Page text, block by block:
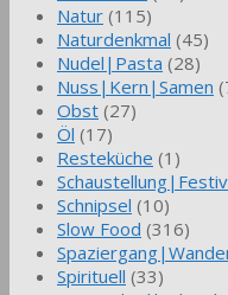
Natur (115)
Naturdenkmal (45)
Nudel|Pasta (28)
Nuss|Kern|Samen
Obst (27)
Öl (17)
Resteküche (1)
Schnipsel (10)
Slow Food (316)
Spirituell (33)